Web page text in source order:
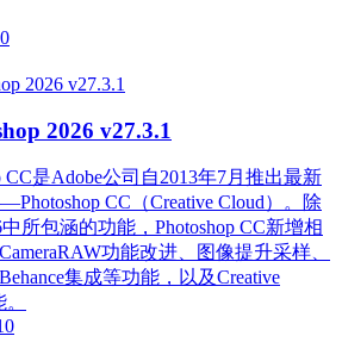
2026 v27.3.1
CC是Adobe公司自2013年7月推出最新
CC（Creative Cloud）。除
中所包涵的功能，Photoshop CC新增相
功能改进、图像提升采样、
集成等功能，以及Creative